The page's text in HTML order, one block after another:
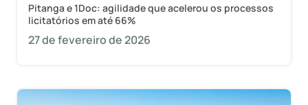
Pitanga e 1Doc: agilidade que acelerou os processos
licitatórios em até 66%
27 de fevereiro de 2026